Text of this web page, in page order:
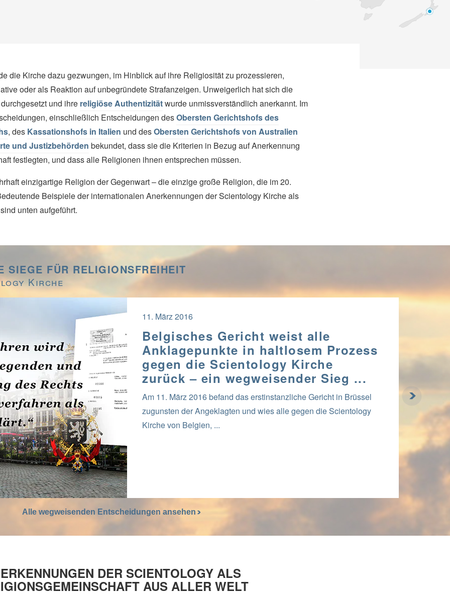
die Kirche dazu gezwungen, im Hinblick auf ihre Religiosität zu prozessieren,
oder als Reaktion auf unbegründete Strafanzeigen. Unweigerlich hat sich die
und ihre religiöse Authentizitätwurde unmissverständlich anerkannt. Im
einschließlich Entscheidungen desObersten Gerichtshofs des
, des Kassationshofs in Italien und desObersten Gerichtshofs von Australien
und Justizbehörden bekundet, dass sie die Kriterien in Bezug auf Anerkennung
festlegten, und dass alle Religionen ihnen entsprechen müssen.
einzigartige Religion der Gegenwart – die einzige große Religion, die im 20.
Beispiele der internationalen Anerkennungen der Scientology Kirche als
unten aufgeführt.
SIEGE FÜR RELIGIONSFREIHEIT
Kirche
11. März 2016
Belgisches Gericht weist alle
Anklagepunkte in haltlosem Prozess
gegen die Scientology Kirche
zurück – ein wegweisender Sieg ...
Am 11. März 2016 befand das erstinstanzliche Gericht in Brüssel
zugunsten der Angeklagten und wies alle gegen die Scientology
Kirche von Belgien, ...
Alle wegweisenden Entscheidungen ansehen
DER SCIENTOLOGY ALS
AUS ALLER WELT